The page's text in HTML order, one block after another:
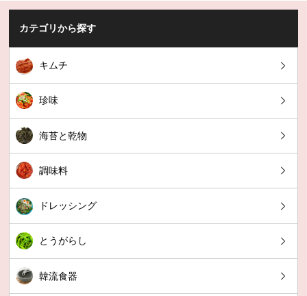
カテゴリから探す
キムチ
珍味
海苔と乾物
調味料
ドレッシング
とうがらし
韓流食器